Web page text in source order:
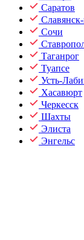
Саратов
Сочи
Таганрог
Туапсе
Усть-
Хасавюрт
Черкесск
Шахты
Элиста
Энгельс